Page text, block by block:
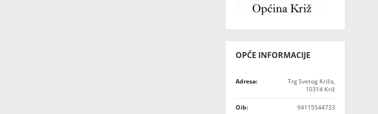
OPĆE INFORMACIJE
Adresa:
Trg Svetog Križa,
10314 Križ
Oib: 94115544733